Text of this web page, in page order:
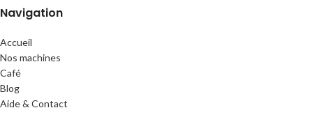
Navigation
Accueil
Nos machines
Café
Blog
Aide & Contact